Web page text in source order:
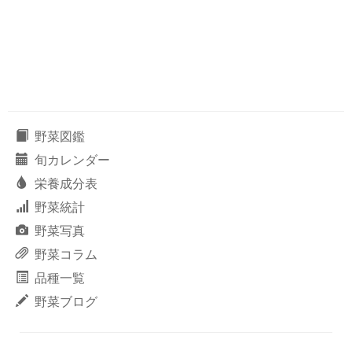
野菜図鑑
旬カレンダー
栄養成分表
野菜統計
野菜写真
野菜コラム
品種一覧
野菜ブログ